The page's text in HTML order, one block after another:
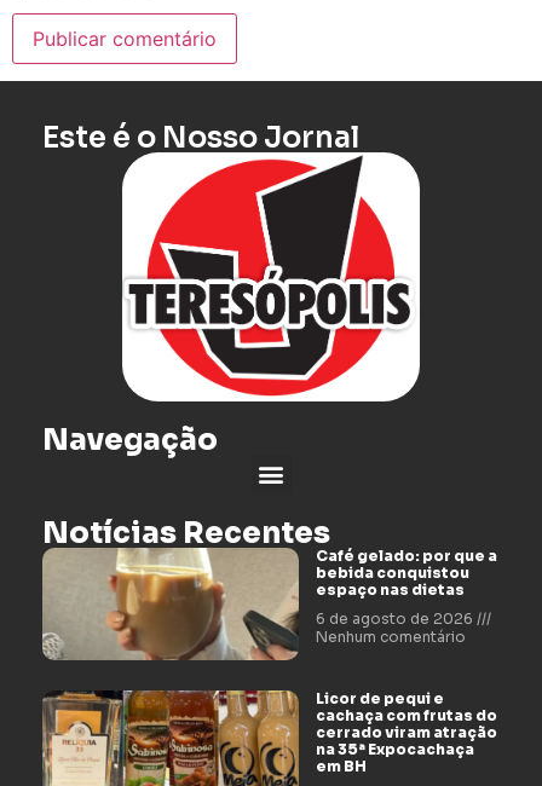
Este é o Nosso Jornal
Navegação
Notícias Recentes
Café gelado: por que a
bebida conquistou
espaço nas dietas
6 de agosto de 2026
Nenhum comentário
Licor de pequi e
cachaça com frutas do
cerrado viram atração
na 35ª Expocachaça
em BH